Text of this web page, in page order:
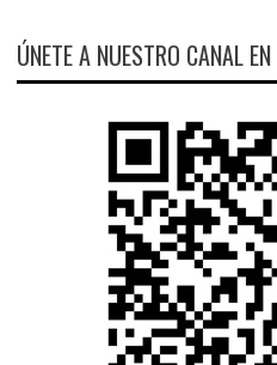
ÚNETE A NUESTRO CANAL